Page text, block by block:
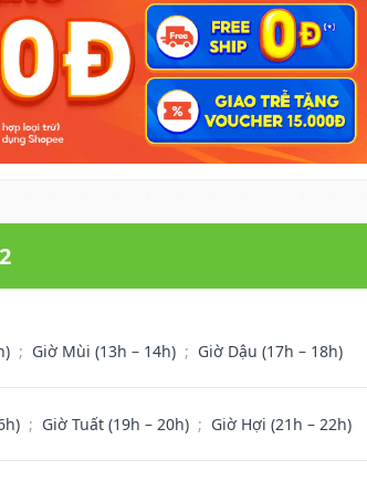
; Giờ Mùi (13h – 14h) ; Giờ Dậu (17h – 18h)
; Giờ Tuất (19h – 20h) ; Giờ Hợi (21h – 22h)